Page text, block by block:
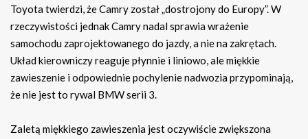
Toyota twierdzi, że Camry został „dostrojony do Europy”. W
rzeczywistości jednak Camry nadal sprawia wrażenie
samochodu zaprojektowanego do jazdy, a nie na zakrętach.
Układ kierowniczy reaguje płynnie i liniowo, ale miękkie
zawieszenie i odpowiednie pochylenie nadwozia przypominają,
że nie jest to rywal BMW serii 3.
Zaletą miękkiego zawieszenia jest oczywiście zwiększona